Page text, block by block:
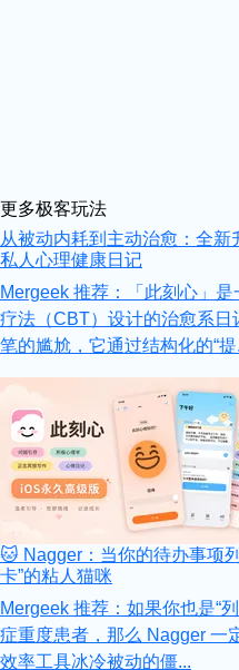
更多极客玩法
从被动内耗到主动治愈：全
私人心理健康日记
Mergeek 推荐：「此刻心」
疗法（CBT）设计的治愈系
笔的尴尬，它通过结构化的“提
🐱 Nagger：当你的待办事项
卡”的粘人猫咪
Mergeek 推荐：如果你也是“
症重度患者，那么 Nagger 一
效率工具冰冷被动的僵...